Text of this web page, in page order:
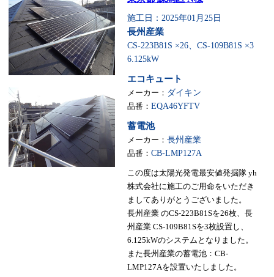
施工日：2025年01月25日
長州産業
CS-223B81S ×26、CS-109B81S ×3
6.125kW
エコキュート
メーカー： ダイキン
品番： EQA46YFTV
蓄電池
メーカー： 長州産業
品番： CB-LMP127A
この度は太陽光発電最安値発掘隊 yh
株式会社に施工のご用命をいただき
ましてありがとうございました。
長州産業 のCS-223B81Sを26枚、長
州産業 CS-109B81Sを3枚設置し、
6.125kWのシステムとなりました。
また長州産業の蓄電池：CB-
LMP127Aを設置いたしました。